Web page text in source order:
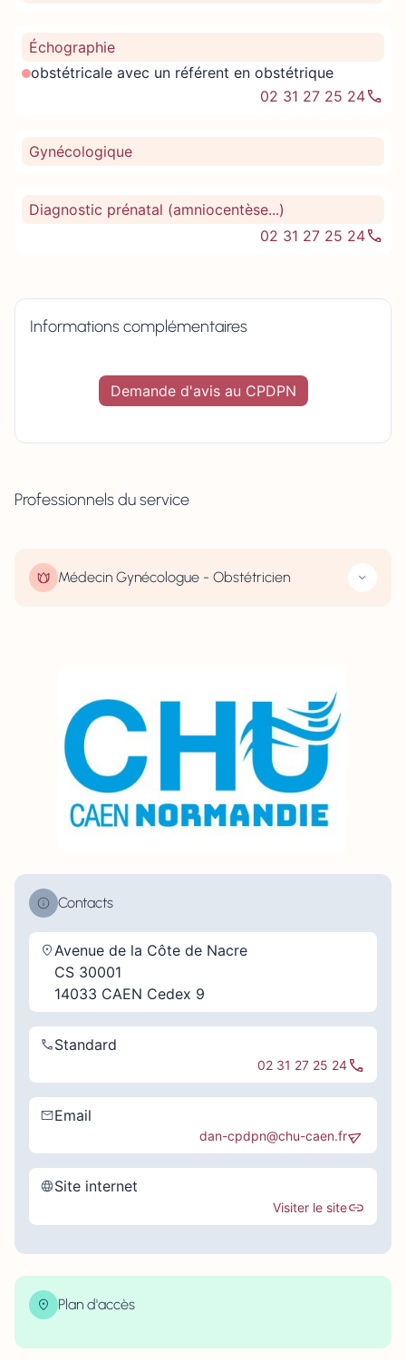
Échographie
obstétricale avec un référent en obstétrique
02 31 27 25 24
Gynécologique
Diagnostic prénatal (amniocentèse...)
02 31 27 25 24
Informations complémentaires
Demande d'avis au CPDPN
Professionnels du service
Médecin Gynécologue - Obstétricien
Contacts
Avenue de la Côte de Nacre
CS 30001
14033 CAEN Cedex 9
Standard
02 31 27 25 24
Email
dan-cpdpn@chu-caen.fr
Site internet
Visiter le site
Plan d'accès
×